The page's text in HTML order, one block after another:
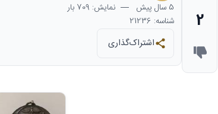
2
5 سال پیش — نمایش: 709 بار
شناسه: 21236
اشتراک‌گذاری